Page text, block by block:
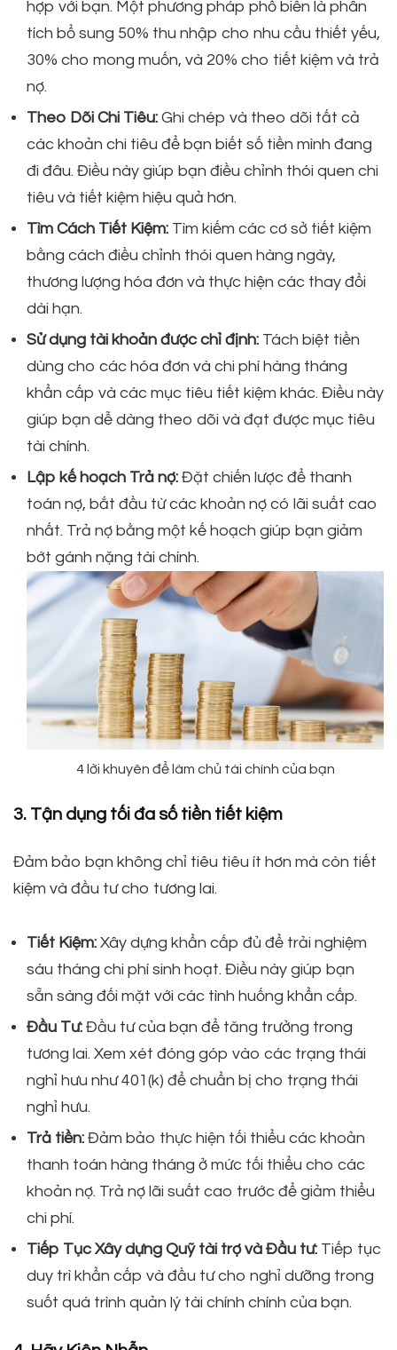
hợp với bạn. Một phương pháp phổ biến là phân
tích bổ sung 50% thu nhập cho nhu cầu thiết yếu,
30% cho mong muốn, và 20% cho tiết kiệm và trả
nợ.
Theo Dõi Chi Tiêu: Ghi chép và theo dõi tất cả
các khoản chi tiêu để bạn biết số tiền mình đang
đi đâu. Điều này giúp bạn điều chỉnh thói quen chi
tiêu và tiết kiệm hiệu quả hơn.
Tìm Cách Tiết Kiệm: Tìm kiếm các cơ sở tiết kiệm
bằng cách điều chỉnh thói quen hàng ngày,
thương lượng hóa đơn và thực hiện các thay đổi
dài hạn.
Sử dụng tài khoản được chỉ định: Tách biệt tiền
dùng cho các hóa đơn và chi phí hàng tháng
khẩn cấp và các mục tiêu tiết kiệm khác. Điều này
giúp bạn dễ dàng theo dõi và đạt được mục tiêu
tài chính.
Lập kế hoạch Trả nợ: Đặt chiến lược để thanh
toán nợ, bắt đầu từ các khoản nợ có lãi suất cao
nhất. Trả nợ bằng một kế hoạch giúp bạn giảm
bớt gánh nặng tài chính.
4 lời khuyên để làm chủ tài chính của bạn
3. Tận dụng tối đa số tiền tiết kiệm
Đảm bảo bạn không chỉ tiêu tiêu ít hơn mà còn tiết
kiệm và đầu tư cho tương lai.
Tiết Kiệm: Xây dựng khẩn cấp đủ để trải nghiệm
sáu tháng chi phí sinh hoạt. Điều này giúp bạn
sẵn sàng đối mặt với các tình huống khẩn cấp.
Đầu Tư: Đầu tư của bạn để tăng trưởng trong
tương lai. Xem xét đóng góp vào các trạng thái
nghỉ hưu như 401(k) để chuẩn bị cho trạng thái
nghỉ hưu.
Trả tiền: Đảm bảo thực hiện tối thiểu các khoản
thanh toán hàng tháng ở mức tối thiểu cho các
khoản nợ. Trả nợ lãi suất cao trước để giảm thiểu
chi phí.
Tiếp Tục Xây dựng Quỹ tài trợ và Đầu tư: Tiếp tục
duy trì khẩn cấp và đầu tư cho nghỉ dưỡng trong
suốt quá trình quản lý tài chính chính của bạn.